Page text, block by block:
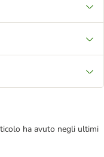
ha avuto negli ultimi